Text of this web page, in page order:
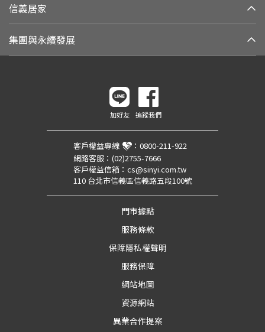
信義居家
集團與永續發展
加好友 追蹤我們
客戶權益專線 ： 0800-211-922
網路客服： (02)2755-7666
客戶權益信箱： cs@sinyi.com.tw
110 台北市信義區信義路五段100號
門市據點
服務條款
保障隱私權聲明
服務保障
網站地圖
資源網站
異業合作提案